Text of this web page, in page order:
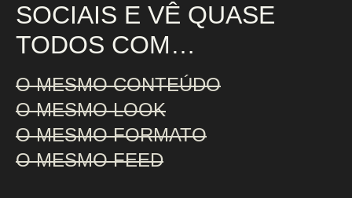
SOCIAIS E VÊ QUASE
TODOS COM…
O MESMO CONTEÚDO
O MESMO LOOK
O MESMO FORMATO
O MESMO FEED